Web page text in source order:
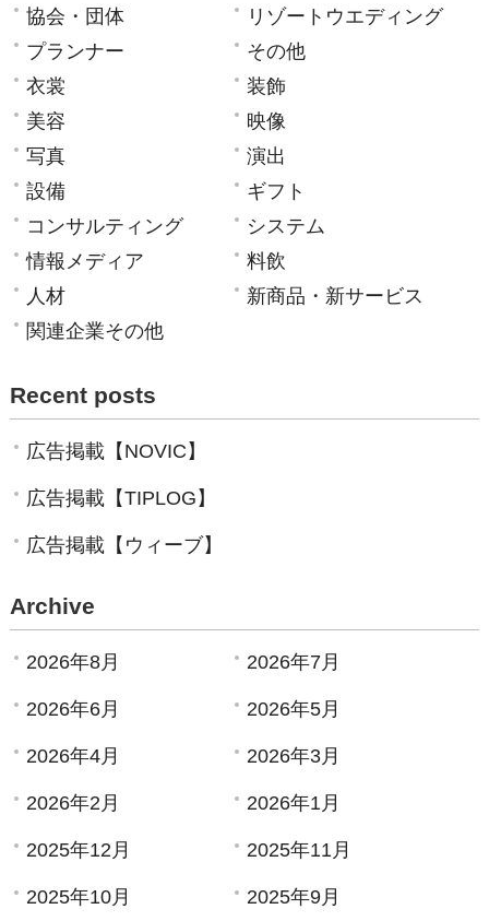
協会・団体
リゾートウエディング
プランナー
その他
衣裳
装飾
美容
映像
写真
演出
設備
ギフト
コンサルティング
システム
情報メディア
料飲
人材
新商品・新サービス
関連企業その他
Recent posts
広告掲載【NOVIC】
広告掲載【TIPLOG】
広告掲載【ウィーブ】
Archive
2026年8月 2026年7月
2026年6月 2026年5月
2026年4月 2026年3月
2026年2月 2026年1月
2025年12月 2025年11月
2025年10月 2025年9月